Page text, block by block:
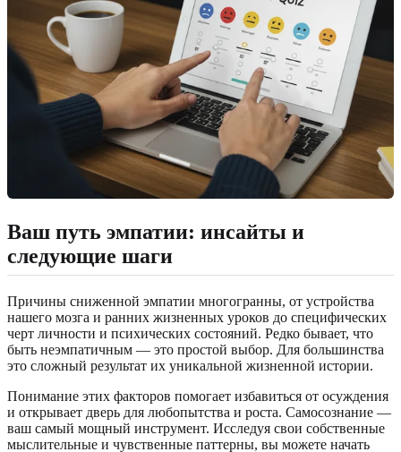
Ваш путь эмпатии: инсайты и
следующие шаги
Причины сниженной эмпатии многогранны, от устройства
нашего мозга и ранних жизненных уроков до специфических
черт личности и психических состояний. Редко бывает, что
быть неэмпатичным — это простой выбор. Для большинства
это сложный результат их уникальной жизненной истории.
Понимание этих факторов помогает избавиться от осуждения
и открывает дверь для любопытства и роста. Самосознание —
ваш самый мощный инструмент. Исследуя свои собственные
мыслительные и чувственные паттерны, вы можете начать